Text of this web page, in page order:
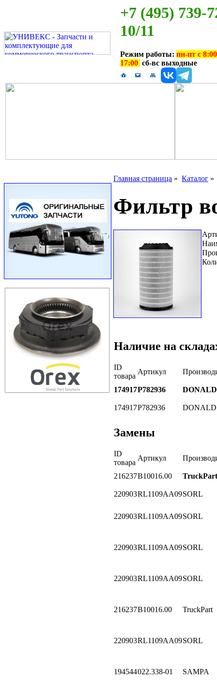
+7 (495) 739-
10/11
Режим работы: пн-пт с
17:00 сб-вс выходные
Главная страница » Каталог
Фильтр
Наличие на
ID
товара
Артикул
174917P782936
174917P782936
Замены
ID
товара
Артикул
216237B10016.00 TruckPart
220903RL1109AA09SORL
220903RL1109AA09SORL
220903RL1109AA09SORL
220903RL1109AA09SORL
216237B10016.00 TruckPart
220903RL1109AA09SORL
194544022.338-01 SAMPA